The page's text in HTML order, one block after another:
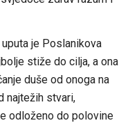
je Poslanikova
stiže do cilja, a ona
duše od onoga na
najtežih stvari,
odloženo do polovine